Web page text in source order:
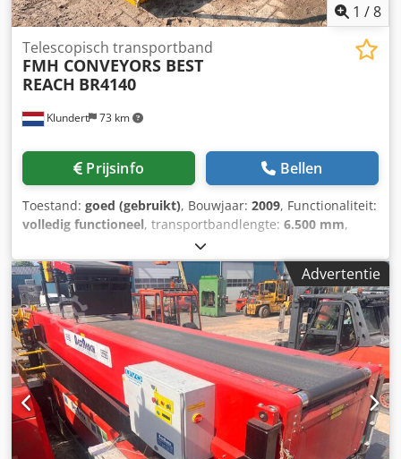
1 /8
Klundert 73 km
Telescopisch transportband
FMH CONVEYORS BEST
REACH BR4140
Prijsinfo Bellen
Toestand: goed (gebruikt), Bouwjaar: 2009, Functionaliteit:
volledig functioneel, transportbandlengte: 6.500 mm,
800 mm
ingangsspanning:380 V, MACHINE: Telescopic Boom
Conveyor BRAND: FMH Conveyors. Best Reach TYPE:
BR4140 YEAR: 2009 LENGTH RETRACTED: 6.5m LENGTH
EXTENDED: 21.5m Dodpfx Amowhc Ugj Rock
Advertentie